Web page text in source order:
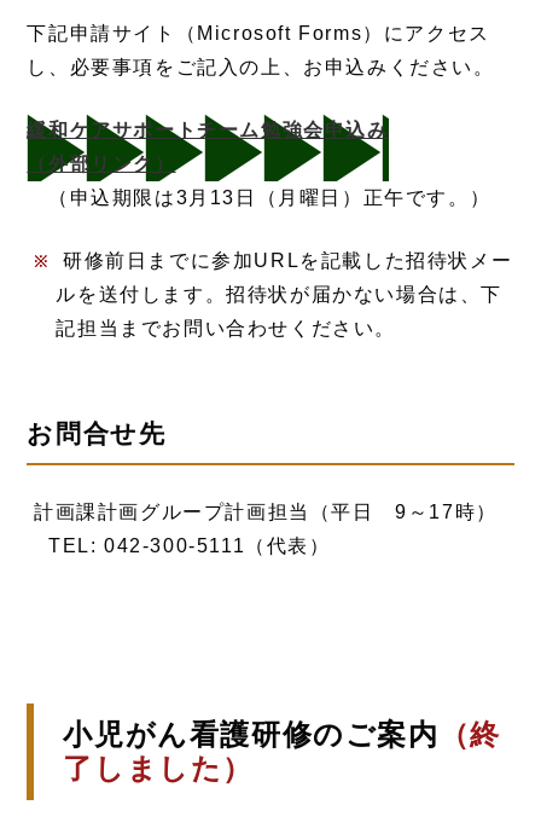
下記申請サイト（Microsoft Forms）にアクセス
し、必要事項をご記入の上、お申込みください。
緩和ケアサポートチーム勉強会申込み
（外部リンク）
（申込期限は3月13日（月曜日）正午です。）
研修前日までに参加URLを記載した招待状メー
ルを送付します。招待状が届かない場合は、下
記担当までお問い合わせください。
お問合せ先
計画課計画グループ計画担当（平日 9～17時）
TEL: 042-300-5111（代表）
小児がん看護研修のご案内 （終
了しました）